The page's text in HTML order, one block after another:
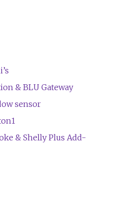
& BLU Gateway
sensor
& Shelly Plus Add-